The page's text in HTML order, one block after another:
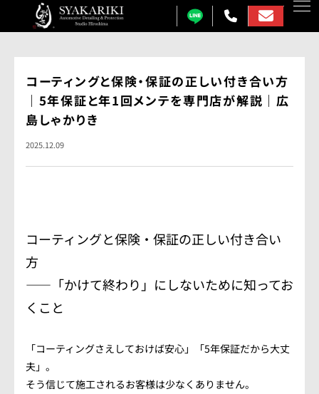
プロテクションフィルム
カーフィルム
カーラッピング
施工事例
各メニュー料金表
アクセス情報
コーティングと保険・保証の正しい付き合い方
｜5年保証と年1回メンテを専門店が解説｜広
島しゃかりき
2025.12.09
コーティングと保険・保証の正しい付き合い
方
――「かけて終わり」にしないために知ってお
くこと
「コーティングさえしておけば安心」「5年保証だから大丈
夫」。
そう信じて施工されるお客様は少なくありません。